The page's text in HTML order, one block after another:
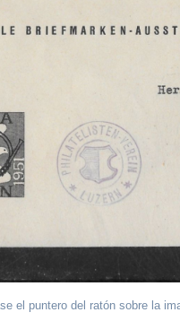
el puntero del ratón sobre la